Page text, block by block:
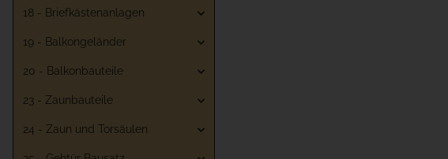
18 - Briefkästenanlagen
19 - Balkongeländer
20 - Balkonbauteile
23 - Zaunbauteile
24 - Zaun und Torsäulen